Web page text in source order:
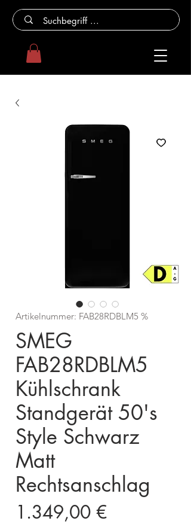
Artikelnummer: FAB28RDBLM5 %
SMEG
FAB28RDBLM5
Kühlschrank
Standgerät 50's
Style Schwarz
Matt
Rechtsanschlag
1.349,00 €Preis